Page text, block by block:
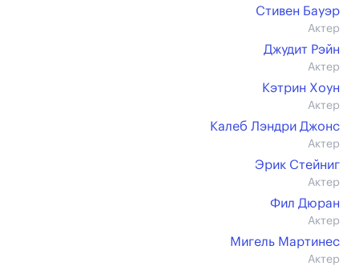
Стивен Бауэр
Актер
Джудит Рэйн
Актер
Кэтрин Хоун
Актер
Калеб Лэндри Джонс
Актер
Эрик Стейниг
Актер
Фил Дюран
Актер
Мигель Мартинес
Актер